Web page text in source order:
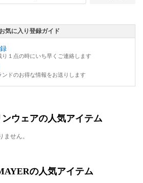
お気に入り登録ガイド
１点の時にいち早くご連絡します
ドのお得な情報をお送りします
ウェアの人気アイテム
せん。
の人気アイテム